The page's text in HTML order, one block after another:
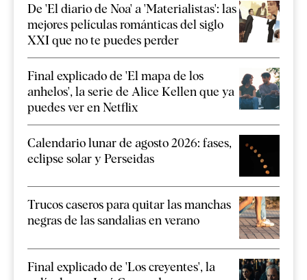
De 'El diario de Noa' a 'Materialistas': las
mejores películas románticas del siglo
XXI que no te puedes perder
Final explicado de 'El mapa de los
anhelos', la serie de Alice Kellen que ya
puedes ver en Netflix
Calendario lunar de agosto 2026: fases,
eclipse solar y Perseidas
Trucos caseros para quitar las manchas
negras de las sandalias en verano
Final explicado de 'Los creyentes', la